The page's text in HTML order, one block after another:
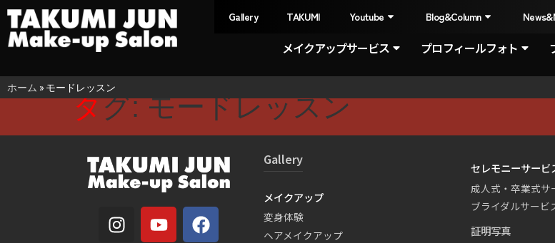
Gallery TAKUMI Youtube Blog&Column
メイクアップサービス プロフィールフォト
ホーム » モードレッスン
タグ:モードレッスン
Gallery
メイクアップ
変身体験
ヘアメイクアップ
セレモニーサービ
成人式・卒業式サ
ブライダルサービ
証明写真